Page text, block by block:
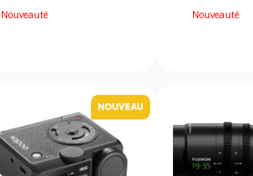
Nouveauté Nouveauté